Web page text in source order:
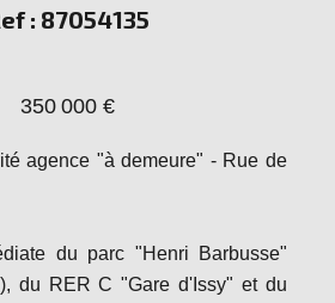
: 87054135
350 000 €
agence "à demeure" - Rue de
du parc "Henri Barbusse"
du RER C "Gare d'Issy" et du